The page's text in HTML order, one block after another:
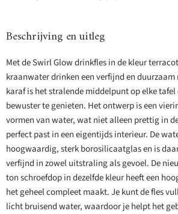
Beschrijving en uitleg
Met de Swirl Glow drinkfles in de kleur
kraanwater drinken een verfijnd en duurzaam
karaf is het stralende middelpunt op elke
bewuster te genieten. Het ontwerp is een
vormen van water, wat niet alleen prettig in
perfect past in een eigentijds interieur. De
hoogwaardig, sterk borosilicaatglas en is
verfijnd in zowel uitstraling als gevoel. De
ton schroefdop in dezelfde kleur heeft een
het geheel compleet maakt. Je kunt de fles
licht bruisend water, waardoor je helpt het